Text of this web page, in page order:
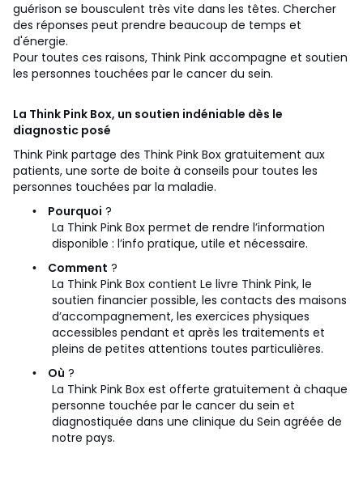
guérison se bousculent très vite dans les têtes. Chercher
des réponses peut prendre beaucoup de temps et
d'énergie.
Pour toutes ces raisons, Think Pink accompagne et soutien
les personnes touchées par le cancer du sein.
La Think Pink Box, un soutien indéniable dès le
diagnostic posé
Think Pink partage des Think Pink Box gratuitement aux
patients, une sorte de boite à conseils pour toutes les
personnes touchées par la maladie.
• Pourquoi ?
La Think Pink Box permet de rendre l’information
disponible : l’info pratique, utile et nécessaire.
• Comment ?
La Think Pink Box contient Le livre Think Pink, le
soutien financier possible, les contacts des maisons
d’accompagnement, les exercices physiques
accessibles pendant et après les traitements et
pleins de petites attentions toutes particulières.
• Où ?
La Think Pink Box est offerte gratuitement à chaque
personne touchée par le cancer du sein et
diagnostiquée dans une clinique du Sein agréée de
notre pays.